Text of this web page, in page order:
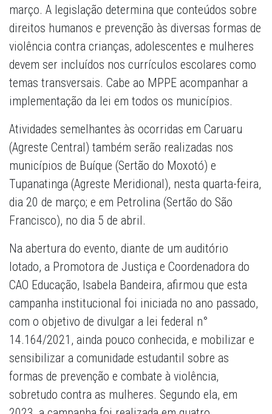
março. A legislação determina que conteúdos sobre
direitos humanos e prevenção às diversas formas de
violência contra crianças, adolescentes e mulheres
devem ser incluídos nos currículos escolares como
temas transversais. Cabe ao MPPE acompanhar a
implementação da lei em todos os municípios.
Atividades semelhantes às ocorridas em Caruaru
(Agreste Central) também serão realizadas nos
municípios de Buíque (Sertão do Moxotó) e
Tupanatinga (Agreste Meridional), nesta quarta-feira,
dia 20 de março; e em Petrolina (Sertão do São
Francisco), no dia 5 de abril.
Na abertura do evento, diante de um auditório
lotado, a Promotora de Justiça e Coordenadora do
CAO Educação, Isabela Bandeira, afirmou que esta
campanha institucional foi iniciada no ano passado,
com o objetivo de divulgar a lei federal n°
14.164/2021, ainda pouco conhecida, e mobilizar e
sensibilizar a comunidade estudantil sobre as
formas de prevenção e combate à violência,
sobretudo contra as mulheres. Segundo ela, em